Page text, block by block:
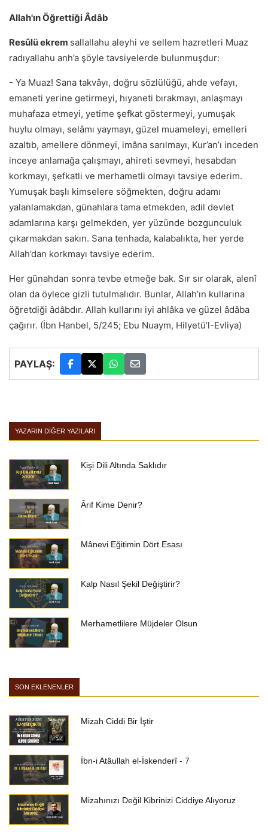
Allah'ın Öğrettiği Âdâb
Resûlü ekrem sallallahu aleyhi ve sellem hazretleri Muaz
radıyallahu anh’a şöyle tavsiyelerde bulunmuşdur:
- Ya Muaz! Sana takvâyı, doğru sözlülüğü, ahde vefayı,
emaneti yerine getirmeyi, hıyaneti bırakmayı, anlaşmayı
muhafaza etmeyi, yetime şefkat göstermeyi, yumuşak
huylu olmayı, selâmı yaymayı, güzel muameleyi, emelleri
azaltıb, amellere dönmeyi, imâna sarılmayı, Kur’an’ı inceden
inceye anlamağa çalışmayı, ahireti sevmeyi, hesabdan
korkmayı, şefkatli ve merhametli olmayı tavsiye ederim.
Yumuşak başlı kimselere söğmekten, doğru adamı
yalanlamakdan, günahlara tama etmekden, adil devlet
adamlarına karşı gelmekden, yer yüzünde bozgunculuk
çıkarmakdan sakın. Sana tenhada, kalabalıkta, her yerde
Allah’dan korkmayı tavsiye ederim.
Her günahdan sonra tevbe etmeğe bak. Sır sır olarak, alenî
olan da öylece gizli tutulmalıdır. Bunlar, Allah’ın kullarına
öğretdiği âdâbdır. Allah kullarını iyi ahlâka ve güzel âdâba
çağırır. (İbn Hanbel, 5/245; Ebu Nuaym, Hilyetü’l-Evliya)
PAYLAŞ:
YAZARIN DIĞER YAZILARI
Kişi Dili Altında Saklıdır
Ârif Kime Denir?
Mânevi Eğitimin Dört Esası
Kalp Nasıl Şekil Değiştirir?
Merhametlilere Müjdeler Olsun
SON EKLENENLER
Mizah Ciddi Bir İştir
İbn-i Atâullah el-İskenderî - 7
Mizahınızı Değil Kibrinizi Ciddiye Alıyoruz